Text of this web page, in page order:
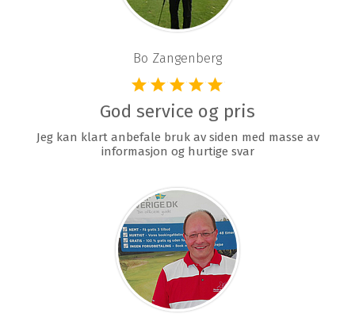
Bo Zangenberg
God service og pris
Jeg kan klart anbefale bruk av siden med masse av
informasjon og hurtige svar